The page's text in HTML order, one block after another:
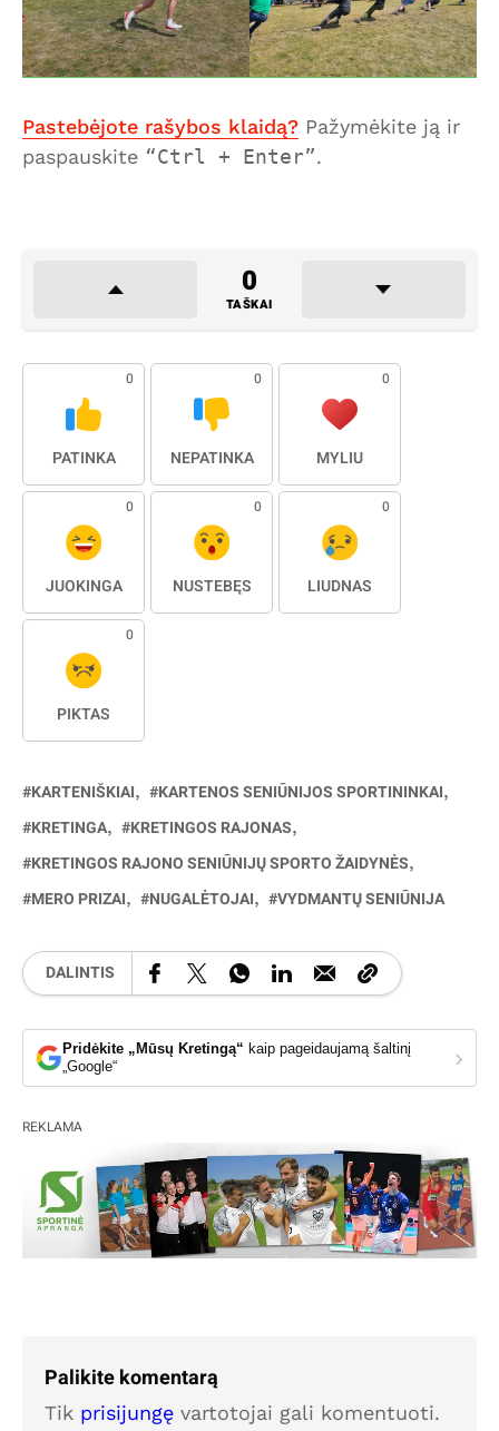
Pastebėjote rašybos klaidą? Pažymėkite ją ir
paspauskite
Ctrl + Enter .
0
TAŠKAI
0
PATINKA
0
NEPATINKA
0
MYLIU
0
JUOKINGA
0
NUSTEBĘS
0
LIŪDNAS
0
PIKTAS
KARTENIŠKIAI
KARTENOS SENIŪNIJOS SPORTININKAI
KRETINGA
KRETINGOS RAJONAS
KRETINGOS RAJONO SENIŪNIJŲ SPORTO ŽAIDYNĖS
MERO PRIZAI
NUGALĖTOJAI VYDMANTŲ SENIŪNIJA
DALINTIS
Pridėkite „Mūsų Kretingą“ kaip pageidaujamą šaltinį
„Google“
›
REKLAMA
Palikite komentarą
Tik prisijungę vartotojai gali komentuoti.